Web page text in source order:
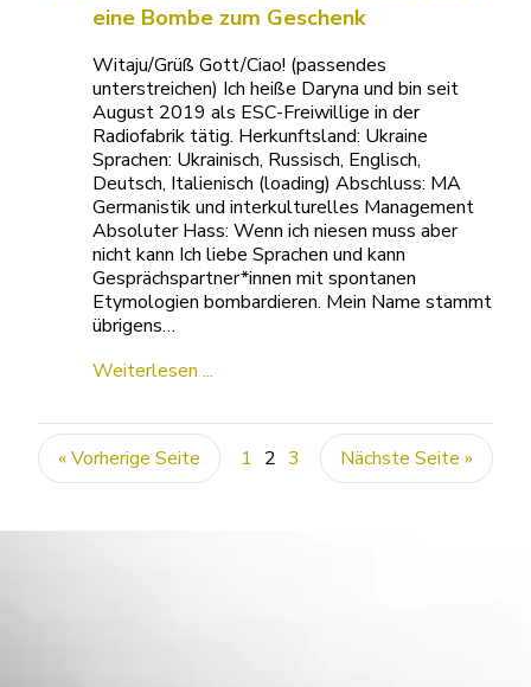
eine Bombe zum Geschenk
Witaju/Grüß Gott/Ciao! (passendes
unterstreichen) Ich heiße Daryna und bin seit
August 2019 als ESC-Freiwillige in der
Radiofabrik tätig. Herkunftsland: Ukraine
Sprachen: Ukrainisch, Russisch, Englisch,
Deutsch, Italienisch (loading) Abschluss: MA
Germanistik und interkulturelles Management
Absoluter Hass: Wenn ich niesen muss aber
nicht kann Ich liebe Sprachen und kann
Gesprächspartner*innen mit spontanen
Etymologien bombardieren. Mein Name stammt
übrigens…
Weiterlesen ...
« Vorherige Seite 1 2 3 Nächste Seite »